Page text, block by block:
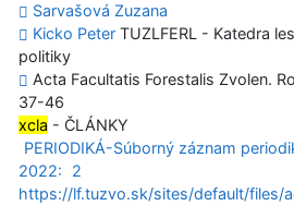
Sarvašová Zuzana
Kicko Peter TUZLFERL - Katedra
politiky
Acta Facultatis Forestalis Zvolen.
37-46
xcla - ČLÁNKY
PERIODIKÁ-Súborný záznam
2022:
2
https://lf.tuzvo.sk/sites/default/files/